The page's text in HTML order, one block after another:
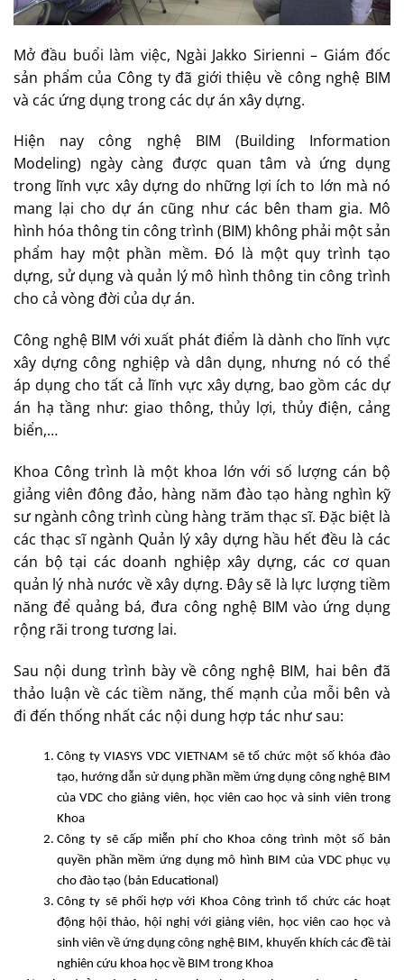
Mở đầu buổi làm việc, Ngài Jakko Sirienni – Giám đốc
sản phẩm của Công ty đã giới thiệu về công nghệ BIM
và các ứng dụng trong các dự án xây dựng.
Hiện nay công nghệ BIM (Building Information
Modeling) ngày càng được quan tâm và ứng dụng
trong lĩnh vực xây dựng do những lợi ích to lớn mà nó
mang lại cho dự án cũng như các bên tham gia. Mô
hình hóa thông tin công trình (BIM) không phải một sản
phẩm hay một phần mềm. Đó là một quy trình tạo
dựng, sử dụng và quản lý mô hình thông tin công trình
cho cả vòng đời của dự án.
Công nghệ BIM với xuất phát điểm là dành cho lĩnh vực
xây dựng công nghiệp và dân dụng, nhưng nó có thể
áp dụng cho tất cả lĩnh vực xây dựng, bao gồm các dự
án hạ tầng như: giao thông, thủy lợi, thủy điện, cảng
biển,…
Khoa Công trình là một khoa lớn với số lượng cán bộ
giảng viên đông đảo, hàng năm đào tạo hàng nghìn kỹ
sư ngành công trình cùng hàng trăm thạc sĩ. Đặc biệt là
các thạc sĩ ngành Quản lý xây dựng hầu hết đều là các
cán bộ tại các doanh nghiệp xây dựng, các cơ quan
quản lý nhà nước về xây dựng. Đây sẽ là lực lượng tiềm
năng để quảng bá, đưa công nghệ BIM vào ứng dụng
rộng rãi trong tương lai.
Sau nội dung trình bày về công nghệ BIM, hai bên đã
thảo luận về các tiềm năng, thế mạnh của mỗi bên và
đi đến thống nhất các nội dung hợp tác như sau:
Công ty VIASYS VDC VIETNAM sẽ tổ chức một số khóa đào
tạo, hướng dẫn sử dụng phần mềm ứng dụng công nghệ BIM
của VDC cho giảng viên, học viên cao học và sinh viên trong
Khoa
Công ty sẽ cấp miễn phí cho Khoa công trình một số bản
quyền phần mềm ứng dụng mô hình BIM của VDC phục vụ
cho đào tạo (bản Educational)
Công ty sẽ phối hợp với Khoa Công trình tổ chức các hoạt
động hội thảo, hội nghị với giảng viên, học viên cao học và
sinh viên về ứng dụng công nghệ BIM, khuyến khích các đề tài
nghiên cứu khoa học về BIM trong Khoa